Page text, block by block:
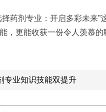
药剂专业：开启多彩未来
，更能收获一份令人羡慕
专业知识技能双提升